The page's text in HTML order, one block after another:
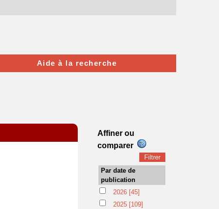
Aide à la recherche
Affiner ou
comparer
Par date de
publication
2026 [45]
2025 [109]